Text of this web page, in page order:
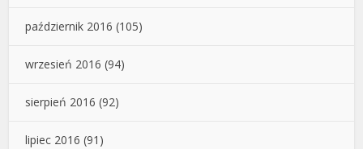
październik 2016 (105)
wrzesień 2016 (94)
sierpień 2016 (92)
lipiec 2016 (91)